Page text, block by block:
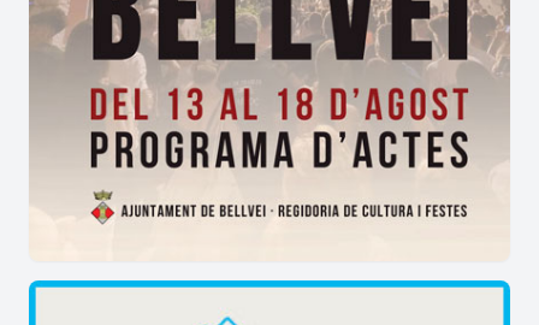
18h' 24m.
Est tracta d'un recorregut circular per totes les
muntanyes que es veuen des de la capital de
l'Anoia. Uneix 9 municipis de la comarca de
l'Anoia a partir de la seva divisió en 7 trams
realitzats en jornades diàries. La principal